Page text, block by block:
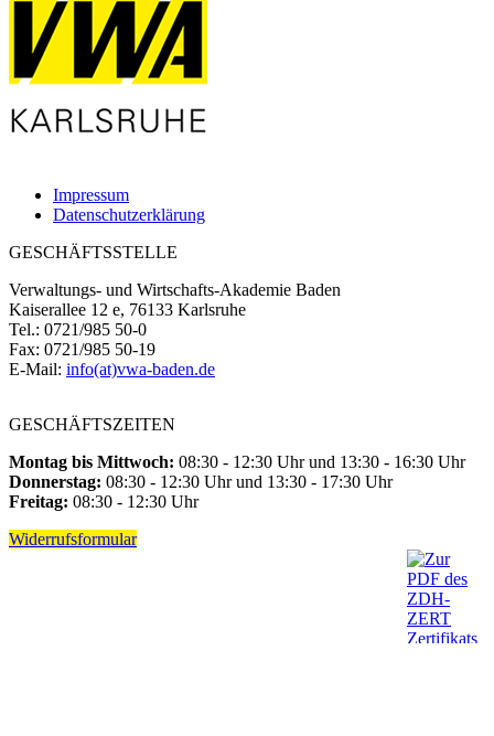
Impressum
Datenschutzerklärung
GESCHÄFTSSTELLE
Verwaltungs- und Wirtschafts-Akademie Baden
Kaiserallee 12 e, 76133 Karlsruhe
Tel.: 0721/985 50-0
Fax: 0721/985 50-19
E-Mail: info(at)vwa-baden.de
GESCHÄFTSZEITEN
Montag bis Mittwoch: 08:30 - 12:30 Uhr und 13:30 - 16:30 Uhr
Donnerstag: 08:30 - 12:30 Uhr und 13:30 - 17:30 Uhr
Freitag: 08:30 - 12:30 Uhr
Widerrufsformular